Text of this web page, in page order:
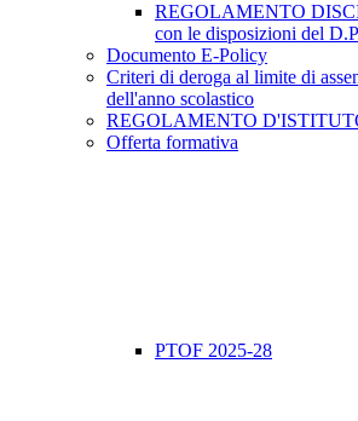
REGOLAMENTO
con le disposizioni del
Documento E-Policy
Criteri di deroga al limite di
dell'anno scolastico
REGOLAMENTO
Offerta formativa
PTOF 2025-28